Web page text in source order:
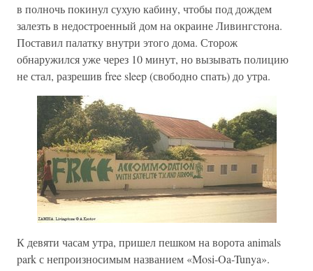
в полночь покинул сухую кабину, чтобы под дождем
залезть в недостроенный дом на окраине Ливингстона.
Поставил палатку внутри этого дома. Сторож
обнаружился уже через 10 минут, но вызывать полицию
не стал, разрешив free sleep (свободно спать) до утра.
К девяти часам утра, пришел пешком на ворота animals
park с непроизносимым названием «Mosi-Oa-Tunya».